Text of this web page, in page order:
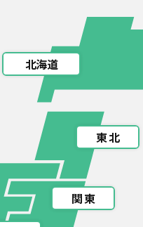
北海道
東 北
関 東